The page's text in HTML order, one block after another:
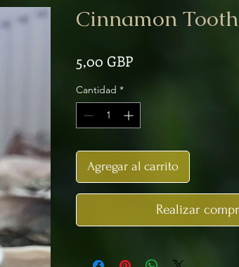
Cinnamon
5,00 GBPPrecio
Cantidad *
Agregar al carrito
Realizar